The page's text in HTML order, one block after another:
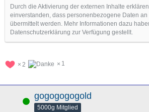
Durch die Aktivierung der externen Inhalte
einverstanden, dass personenbezogene Daten an
übermittelt werden. Mehr Informationen dazu
Datenschutzerklärung zur Verfügung gestellt.
2 1
Online gogogogogold
5000g Mitglied